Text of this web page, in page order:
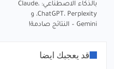
بالذكاء الاصطناعي: Claude،
ChatGPT، Perplexity، و
Gemini – النتائج صادمة!
قد يعجبك ايضا